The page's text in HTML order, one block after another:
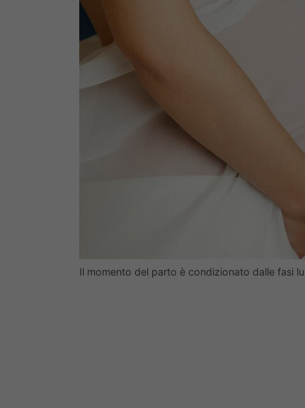
Il momento del parto è condizionato dalle fasi